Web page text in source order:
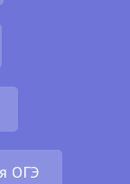
ОГЭ